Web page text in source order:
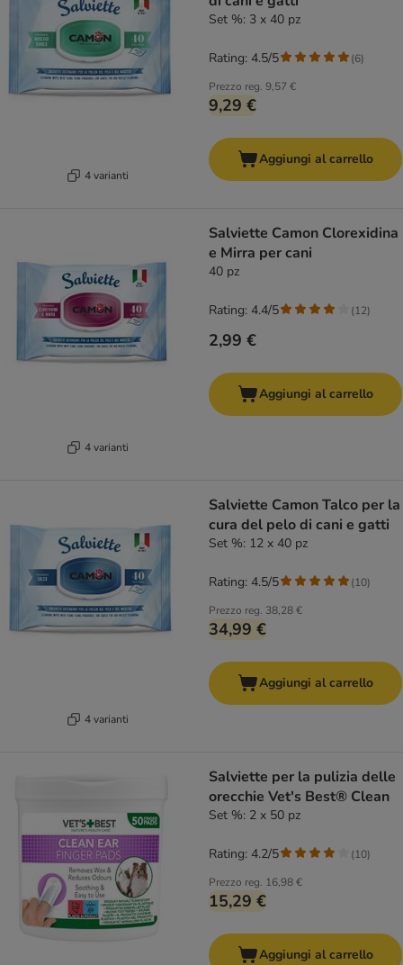
4 varianti
Set %: 3 x 40 pz
Prezzo reg. 9,57 €
9,29 €
Rating: 4.5/5 (6)
Aggiungi al carrello
4 varianti
Salviette Camon Clorexidina
e Mirra per cani
40 pz
2,99 €
Rating: 4.4/5 (12)
Aggiungi al carrello
4 varianti
Salviette Camon Talco per la
cura del pelo di cani e gatti
Set %: 12 x 40 pz
Prezzo reg. 38,28 €
34,99 €
Rating: 4.5/5 (10)
Aggiungi al carrello
Salviette per la pulizia delle
orecchie Vet's Best® Clean
Set %: 2 x 50 pz
Prezzo reg. 16,98 €
15,29 €
Rating: 4.2/5 (10)
Aggiungi al carrello